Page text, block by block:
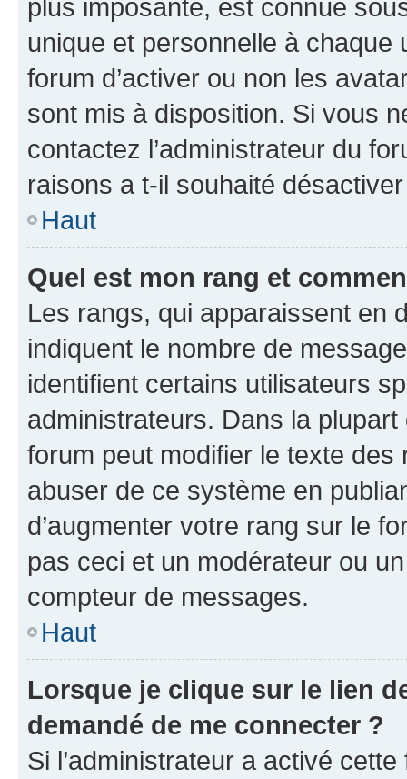
plus imposante, est connue
unique et personnelle à chaque
forum d’activer ou non les
sont mis à disposition. Si vous
contactez l’administrateur du
raisons a t-il souhaité
Haut
Quel est mon rang et
Les rangs, qui apparaissent en
indiquent le nombre de
identifient certains utilisateurs
administrateurs. Dans la
forum peut modifier le texte
abuser de ce système en
d’augmenter votre rang sur le
pas ceci et un modérateur ou
compteur de messages.
Haut
Lorsque je clique sur le lien
demandé de me connecter ?
Si l’administrateur a activé